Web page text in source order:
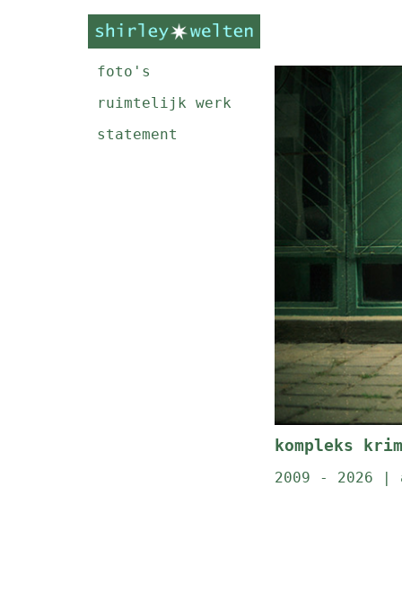
foto's
ruimtelijk werk
statement
kompleks
2009 - 2026 |